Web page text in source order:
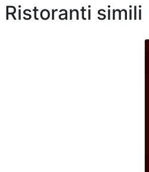
Ristoranti simili